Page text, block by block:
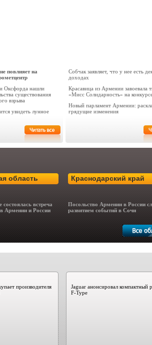
повлияет на
Оксфорда нашли
существования
взрыва
увидеть лунное
Собчак заявляет, что у нее есть
доходах
Красавица из Армении завоевала
«Мисс Солидарность» на
Новый парламент Армении:
грядущие изменения
область
встреча
Армении и России
Краснодарский край
Посольство Армении в России
развитием событий в Сочи
производителя
Jaguar анонсировал компактный
F-Type